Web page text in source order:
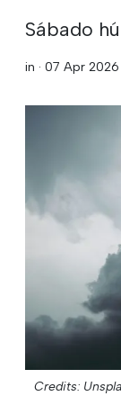
Sábado
in · 07 Apr 2026
Credits: